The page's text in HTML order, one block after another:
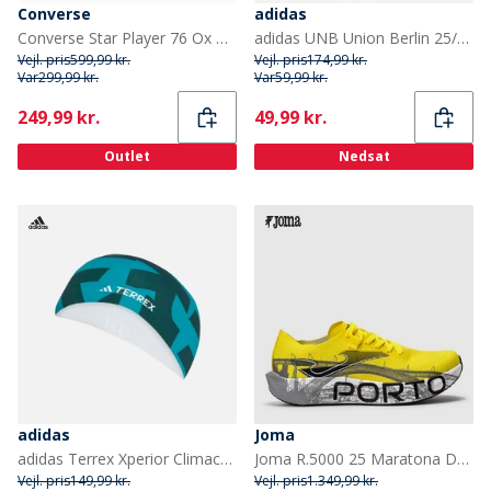
Converse
Converse Star Player 76 Ox Træningssko Hvid / Ocean Drip / Sort
Vejl. pris599,99 kr.
Var299,99 kr.
Current
249,99 kr.
Outlet
adidas
adidas UNB Union Berlin 25/26 ude fodboldstrømper Grå
Vejl. pris174,99 kr.
Var59,99 kr.
Current
49,99 kr.
Nedsat
adidas
adidas Terrex Xperior Climacool grafisk løbebånd Aurora Ivy/Pure Teal
Vejl. pris149,99 kr.
Joma
Joma R.5000 25 Maratona Do Porto Speed Neutral Løbesko Fluorescent Yellow
Vejl. pris1.349,99 kr.